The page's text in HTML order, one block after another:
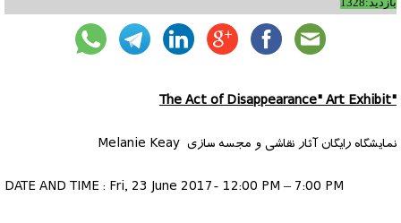
"The Act of Disappearance" Art Exhibit
نمایشگاه رایگان آثار نقاشی و مجسه سازی Melanie Keay
DATE AND TIME : Fri, 23 June 2017- 12:00 PM – 7:00 PM